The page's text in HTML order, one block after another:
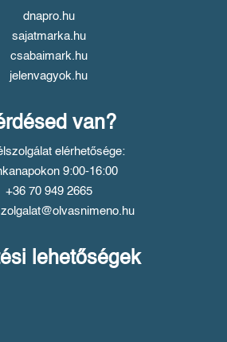
dnapro.hu
sajatmarka.hu
csabaimark.hu
jelenvagyok.hu
van?
elérhetősége:
9:00-16:00
+36 70 949 2665
lehetőségek